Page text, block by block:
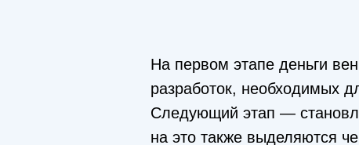
На первом этапе деньги
разработок, необходимых
Следующий этап —
на это также выделяются